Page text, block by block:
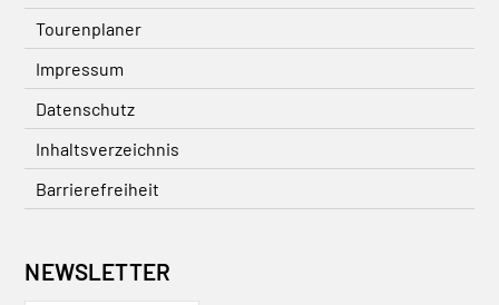
Tourenplaner
Impressum
Datenschutz
Inhaltsverzeichnis
Barrierefreiheit
NEWSLETTER